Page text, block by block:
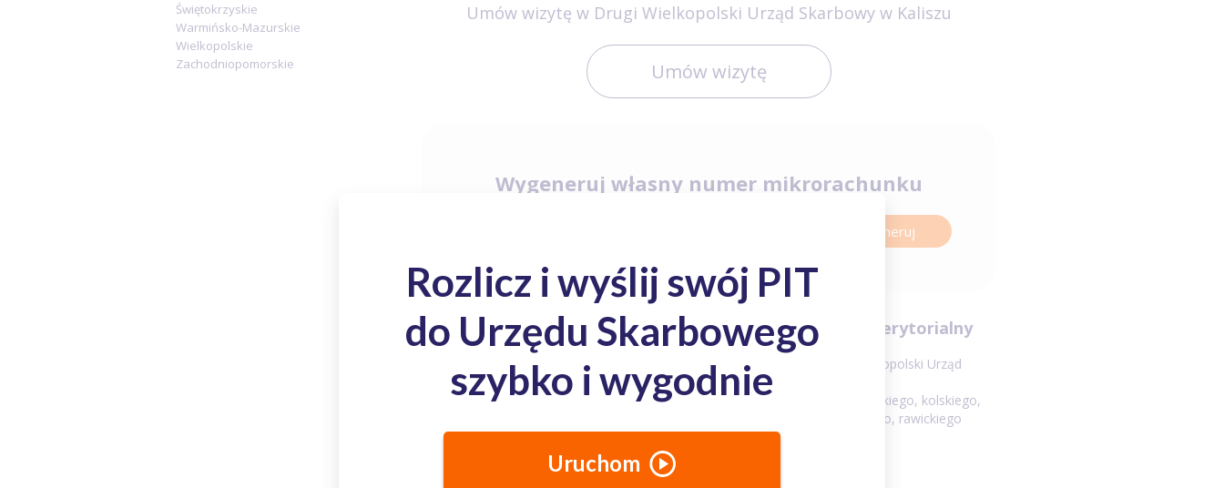
Świętokrzyskie
Warmińsko-Mazurskie
Wielkopolskie
Zachodniopomorskie
Umów wizytę w Drugi Wielkopolski Urząd Skarbowy w Kaliszu
Umów wizytę
Wygeneruj własny numer mikrorachunku
Wygeneruj
Drugi Wielkopolski Urząd Skarbowy w Kaliszu - Fabryczna 1A Zasięg terytorialny
Drugi Wielkopolski Urząd
Skarbowy w Kaliszu obsługuje mieszkanców z terenu:
Kalisza, Konina oraz powiatów gostyńskiego, jarocińskiego, kaliskiego, kępińskiego, kolskiego,
konińskiego, krotoszyńskiego, ostrowskiego, ostrzeszowskiego, pleszewskiego, rawickiego
i tureckiego.